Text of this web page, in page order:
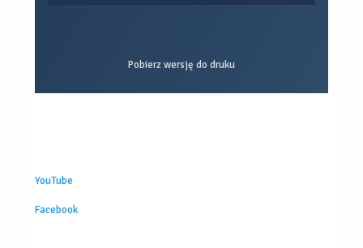
Pobierz wersję do druku
YouTube
Facebook